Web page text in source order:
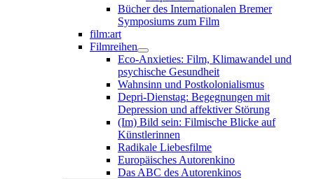
Bücher des Internationalen Bremer
Symposiums zum Film
film:art
Filmreihen
Eco-Anxieties: Film, Klimawandel und
psychische Gesundheit
Wahnsinn und Postkolonialismus
Depri-Dienstag: Begegnungen mit
Depression und affektiver Störung
(Im) Bild sein: Filmische Blicke auf
Künstlerinnen
Radikale Liebesfilme
Europäisches Autorenkino
Das ABC des Autorenkinos